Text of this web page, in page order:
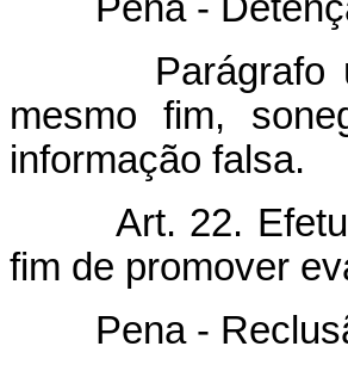
mesmo fim,
informação falsa.
Art. 22.
fim de promover
Pena -